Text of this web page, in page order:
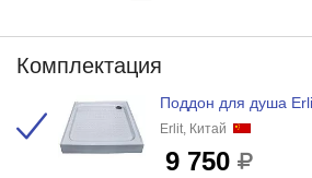
Комплектация
Поддон для душа
Erlit, Китай
9 750